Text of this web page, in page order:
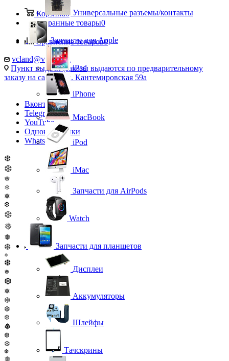
Корзина0
Избранные товары0
Сравнение товаров0
vcland@vcland.ru
Пункт выдачи (заказы выдаются по предварительному
заказу на сайте), ул. Кантемировская 59а
Вконтакте
Telegram
YouTube
Одноклассники
WhatsApp
❆
❆
❅
❄
❅
❆
❆
❅
❅
❆
❅
❆
❅
❆
❅
❆
❆
❆
❅
❆
❆
❆
❅
Универсальные разъемы/контакты
Запчасти для Apple
iPad
iPhone
MacBook
iPod
iMac
Запчасти для AirPods
Watch
Запчасти для планшетов
Дисплеи
Аккумуляторы
Шлейфы
Тачскрины